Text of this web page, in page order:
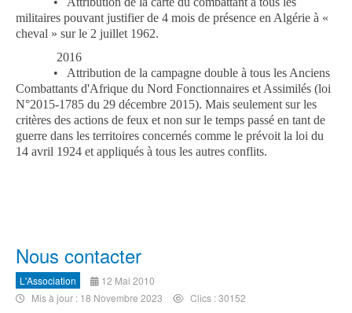
militaires pouvant justifier de 4 mois de présence en Algérie à «
cheval » sur le 2 juillet 1962.
2016
•
Attribution de la campagne double à tous les Anciens
Combattants d'Afrique du Nord Fonctionnaires et Assimilés (loi
N°2015-1785 du 29 décembre 2015). Mais seulement sur les
critères des actions de feux et non sur le temps passé en tant de
guerre dans les territoires concernés comme le prévoit la loi du
14 avril 1924 et appliqués à tous les autres conflits.
Nous contacter
L'Association
12 Mai 2010
Mis à jour : 18 Novembre 2023
Clics : 30152